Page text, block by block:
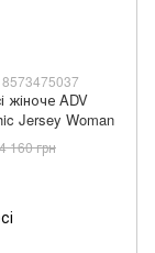
жіноче ADV
Jersey Woman
4 160 грн